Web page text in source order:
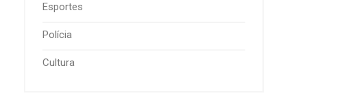
Esportes
Polícia
Cultura